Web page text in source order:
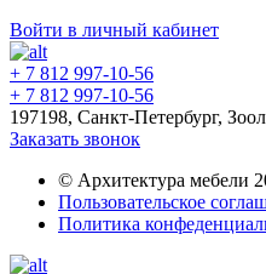
Войти в личный кабинет
+ 7 812 997-10-56
+ 7 812 997-10-56
197198, Санкт-Петербург,
Заказать звонок
© Архитектура мебели
Пользовательское
Политика